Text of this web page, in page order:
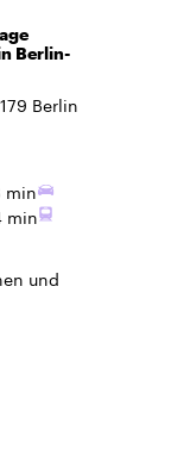
Berlin-
Berlin
min
min
und